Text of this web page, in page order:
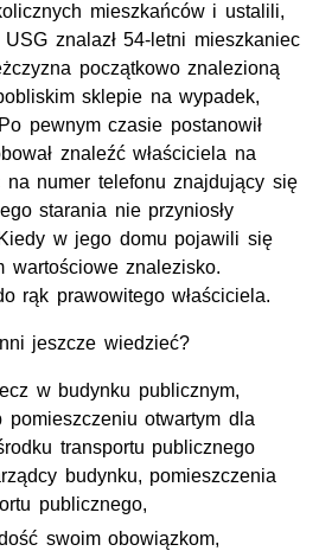
mieszkańców i ustalili,
znalazł 54-letni mieszkaniec
początkowo znalezioną
sklepie na wypadek,
pewnym czasie postanowił
znaleźć właściciela na
na numer telefonu znajdujący się
starania nie przyniosły
w jego domu pojawili się
wartościowe znalezisko.
rąk prawowitego właściciela.
jeszcze wiedzieć?
w budynku publicznym,
pomieszczeniu otwartym dla
transportu publicznego
budynku, pomieszczenia
publicznego,
swoim obowiązkom,